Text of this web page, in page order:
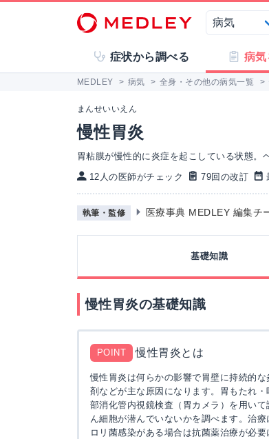
症状から調べる 病気
MEDLEY > 病気 > 全身・その他の病気一覧 >
まんせいいえん
慢性胃炎
胃粘膜が慢性的に炎症を起こしている状態。
12人の医師がチェック
79回の改訂
執筆・監修 医療事典 MEDLEY 編集チ
基礎知識
慢性胃炎の基礎知識
POINT 慢性胃炎とは
慢性胃炎は何らかの影響で胃壁に持続的
剤などが主な原因になります。胃もたれ
部消化管内視鏡検査（胃カメラ）を用い
ん細胞が潜んでいないかを調べます。治
ロリ菌感染がある場合は抗菌薬治療が必